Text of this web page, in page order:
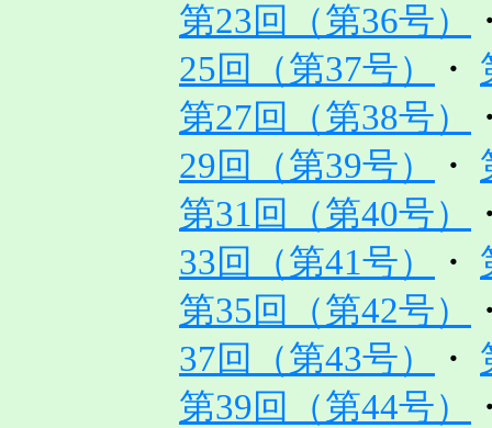
第23回（第36号）
25回（第37号）
・
第27回（第38号）
29回（第39号）
・
第31回（第40号）
33回（第41号）
・
第35回（第42号）
37回（第43号）
・
第39回（第44号）